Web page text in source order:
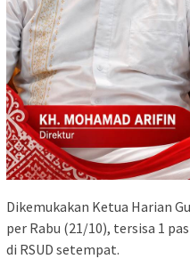
Dikemukakan Ketua Harian
per Rabu (21/10), tersisa 1
di RSUD setempat.